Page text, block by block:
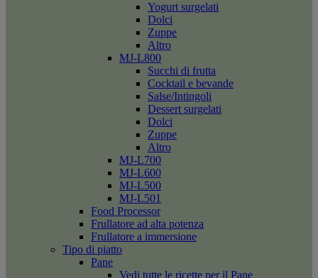
Yogurt surgelati
Dolci
Zuppe
Altro
MJ-L800
Succhi di frutta
Cocktail e bevande
Salse/Intingoli
Dessert surgelati
Dolci
Zuppe
Altro
MJ-L700
MJ-L600
MJ-L500
MJ-L501
Food Processor
Frullatore ad alta potenza
Frullatore a immersione
Tipo di piatto
Pane
Vedi tutte le ricette per il Pane